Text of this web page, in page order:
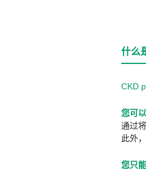
什么
CKD
您可
通过
此外
您只